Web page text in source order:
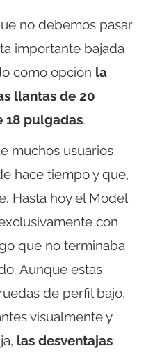
no debemos pasar
importante bajada
como opción la
llantas de 20
18 pulgadas.
muchos usuarios
hace tiempo y que,
Hasta hoy el Model
con
que no terminaba
Aunque estas
de perfil bajo,
visualmente y
las desventajas